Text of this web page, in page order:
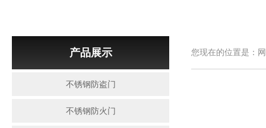
产品展示
不锈钢防盗门
不锈钢防火门
您现在的位置是：